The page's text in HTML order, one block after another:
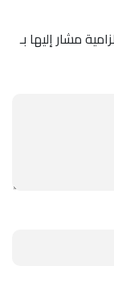
مشار إليها بـ